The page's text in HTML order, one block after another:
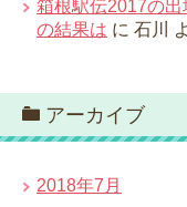
箱根駅伝2017の
の結果は に 石川
アーカイブ
2018年7月